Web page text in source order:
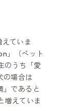
ていま
」（ペット
のうち「愛
の場合は
」であると
増えていま